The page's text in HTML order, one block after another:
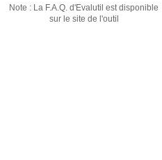
Note : La F.A.Q. d'Evalutil est disponible
sur le site de l'outil